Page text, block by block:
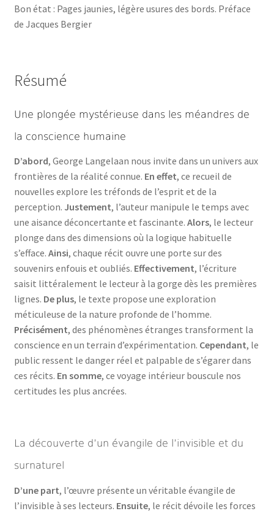
Bon état : Pages jaunies, légère usures des bords. Préface
de Jacques Bergier
Résumé
Une plongée mystérieuse dans les méandres de
la conscience humaine
D’abord, George Langelaan nous invite dans un univers aux
frontières de la réalité connue. En effet, ce recueil de
nouvelles explore les tréfonds de l’esprit et de la
perception. Justement, l’auteur manipule le temps avec
une aisance déconcertante et fascinante. Alors, le lecteur
plonge dans des dimensions où la logique habituelle
s’efface. Ainsi, chaque récit ouvre une porte sur des
souvenirs enfouis et oubliés. Effectivement, l’écriture
saisit littéralement le lecteur à la gorge dès les premières
lignes. De plus, le texte propose une exploration
méticuleuse de la nature profonde de l’homme.
Précisément, des phénomènes étranges transforment la
conscience en un terrain d’expérimentation. Cependant, le
public ressent le danger réel et palpable de s’égarer dans
ces récits. En somme, ce voyage intérieur bouscule nos
certitudes les plus ancrées.
La découverte d’un évangile de l’invisible et du
surnaturel
D’une part, l’œuvre présente un véritable évangile de
l’invisible à ses lecteurs. Ensuite, le récit dévoile les forces